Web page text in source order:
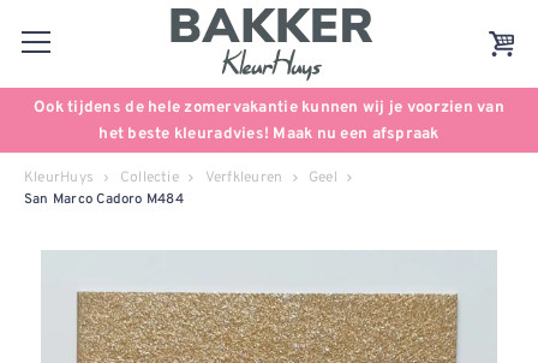
Ook tijdens de hele zomervakantie kunnen wij je voorzien van
het beste kleuradvies! Maak nu een afspraak
KleurHuys Collectie Verfkleuren Geel
San Marco Cadoro M484